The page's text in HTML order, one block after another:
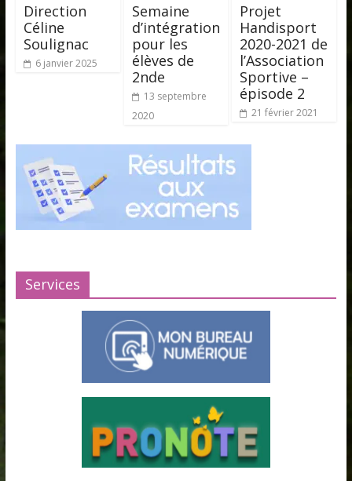
Direction
Céline
Soulignac
6 janvier 2025
Semaine
d’intégration
pour les
élèves de
2nde
13 septembre
2020
Projet
Handisport
2020-2021 de
l’Association
Sportive –
épisode 2
21 février 2021
Services